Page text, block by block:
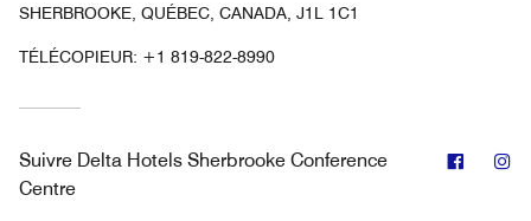
SHERBROOKE, QUÉBEC, CANADA, J1L 1C1
TÉLÉCOPIEUR: +1 819-822-8990
Suivre Delta Hotels Sherbrooke Conference
Centre